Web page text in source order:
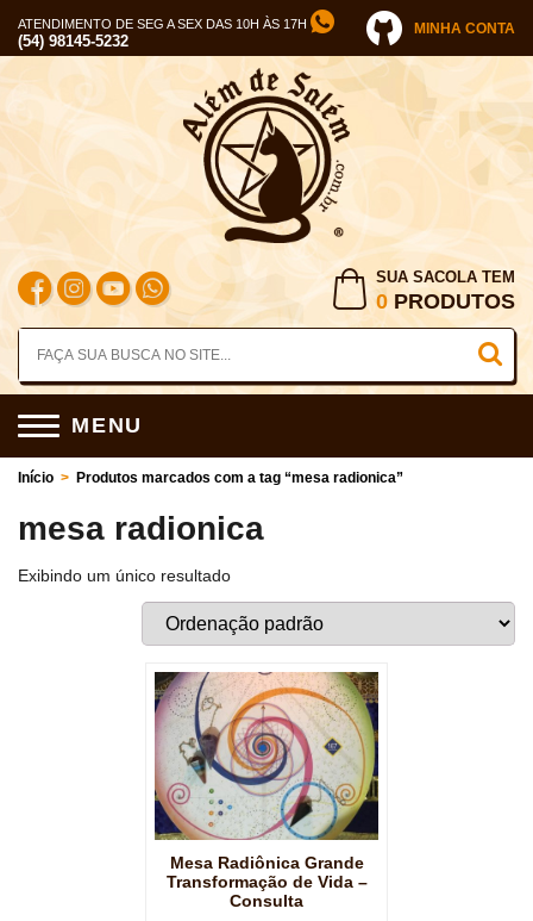
ATENDIMENTO DE SEG A SEX DAS 10H ÀS 17H
(54) 98145-5232
MINHA CONTA
SUA SACOLA TEM
0 PRODUTOS
MENU
Início > Produtos marcados com a tag “mesa radionica”
mesa radionica
Exibindo um único resultado
Mesa Radiônica Grande
Transformação de Vida –
Consulta